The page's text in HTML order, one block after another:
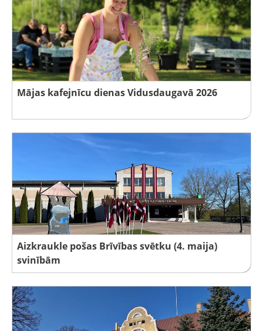
Mājas kafejnīcu dienas Vidusdaugavā 2026
Aizkraukle pošas Brīvības svētku (4. maija)
svinībām